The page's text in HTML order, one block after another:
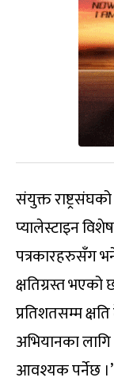
संयुक्त
प्यालेस्टाइन
पत्रकारहरुसँग
क्षतिग्रस्त भएको
प्रतिशतसम्म
अभियानका
आवश्यक पर्नेछ ।’